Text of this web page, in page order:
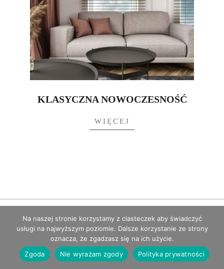
KLASYCZNA NOWOCZESNOŚĆ
WIĘCEJ
Na naszej stronie korzystamy z ciasteczek aby świadczyć
usługi na najwyższym poziomie. Dalsze korzystanie ze strony
oznacza, że zgadzasz się na ich użycie.
Zgoda
Nie wyrażam zgody Polityka prywatności